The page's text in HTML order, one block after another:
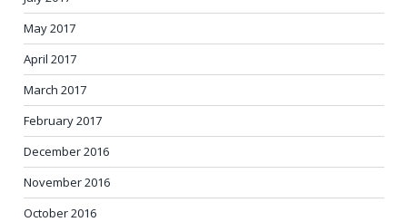
May 2017
April 2017
March 2017
February 2017
December 2016
November 2016
October 2016